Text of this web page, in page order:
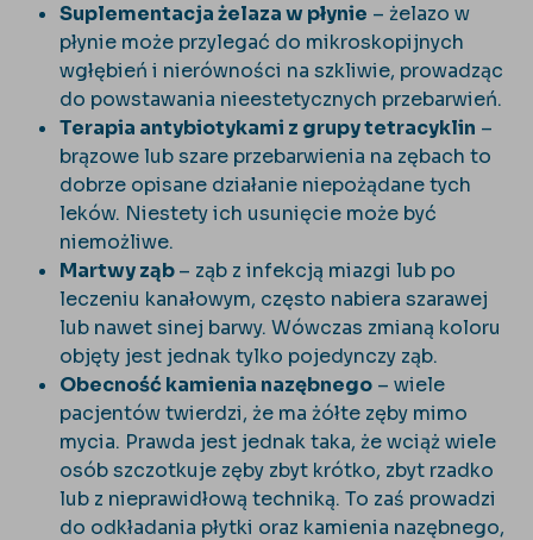
Suplementacja żelaza w płynie – żelazo w
płynie może przylegać do mikroskopijnych
wgłębień i nierówności na szkliwie, prowadząc
do powstawania nieestetycznych przebarwień.
Terapia antybiotykami z grupy tetracyklin –
brązowe lub szare przebarwienia na zębach to
dobrze opisane działanie niepożądane tych
leków. Niestety ich usunięcie może być
niemożliwe.
Martwy ząb– ząb z infekcją miazgi lub po
leczeniu kanałowym, często nabiera szarawej
lub nawet sinej barwy. Wówczas zmianą koloru
objęty jest jednak tylko pojedynczy ząb.
Obecność kamienia nazębnego – wiele
pacjentów twierdzi, że ma żółte zęby mimo
mycia. Prawda jest jednak taka, że wciąż wiele
osób szczotkuje zęby zbyt krótko, zbyt rzadko
lub z nieprawidłową techniką. To zaś prowadzi
do odkładania płytki oraz kamienia nazębnego,